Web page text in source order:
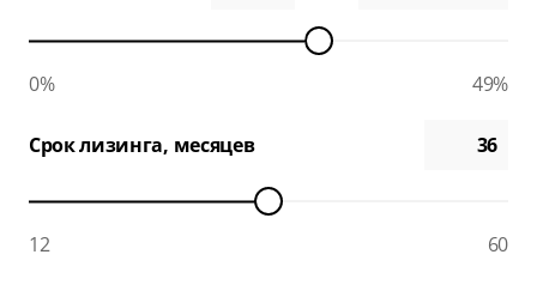
0% 49%
Срок лизинга, месяцев
12 60